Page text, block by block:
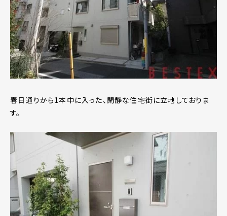
春日通りから1本中に入った、閑静な住宅街に立地しておりま
す。